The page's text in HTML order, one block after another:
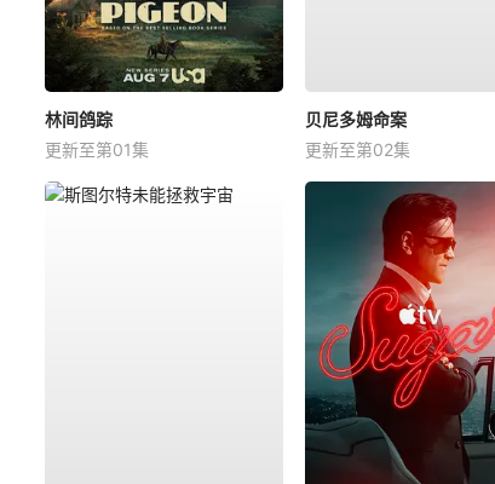
林间鸽踪
更新至第01集
贝尼多姆命案
更新至第02集